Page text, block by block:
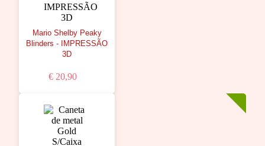
Mario Shelby Peaky
Blinders - IMPRESSÃO
3D
€ 20,90